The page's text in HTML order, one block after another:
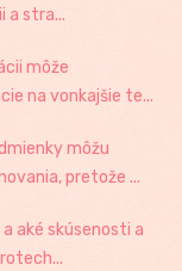
a stra...
môže
na vonkajšie te...
môžu
pretože ...
aké skúsenosti a